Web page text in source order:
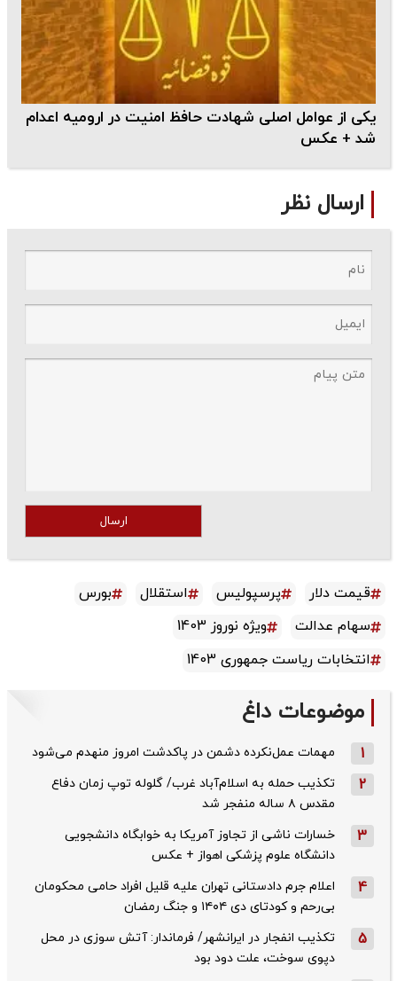
یکی از عوامل اصلی شهادت حافظ امنیت در ارومیه اعدام
شد + عکس
ارسال نظر
ارسال
قیمت دلار پرسپولیس استقلال
بورس
سهام عدالت
ویژه نوروز 1403
انتخابات ریاست جمهوری 1403
موضوعات داغ
1 مهمات عمل‌نکرده دشمن در پاکدشت امروز منهدم می‌شود
2
تکذیب حمله به اسلام‌آباد غرب/ گلوله توپ زمان دفاع
مقدس ۸ ساله منفجر شد
3
خسارات ناشی از تجاوز آمریکا به خوابگاه دانشجویی
دانشگاه علوم پزشکی اهواز + عکس
4
اعلام جرم دادستانی تهران علیه قلیل افراد حامی محکومان
بی‌رحم و کودتای دی‌ ۱۴۰۴ و جنگ رمضان
5
تکذیب ‌انفجار در ایرانشهر/ فرماندار: آتش سوزی در محل
دپوی سوخت، علت دود بود